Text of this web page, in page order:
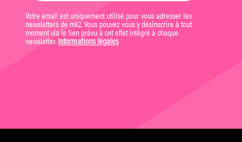
Votre email est uniquement utilisé pour vous adresser les
newsletters de mk2. Vous pouvez vous y désinscrire à tout
moment via le lien prévu à cet effet intégré à chaque
newsletter. Informations légales